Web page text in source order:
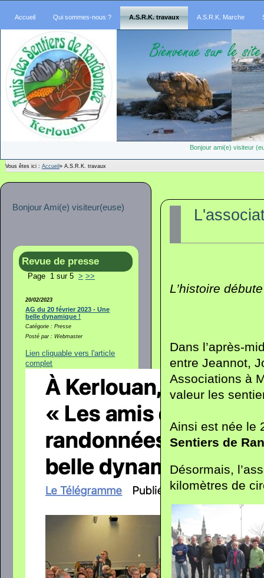
Accueil Qui sommes-nous ? A.S.R.K. travaux A.S.R.K. Marche
Bonjour ami(e) visiteur
Vous êtes ici :Accueil»A.S.R.K. travaux
Bonjour Ami(e) visiteur(euse)
Revue de presse
Page 1 sur 5 > >>
20/02/2023
AG du 20 février 2023 - Une
belle dynamique !
Catégorie : Presse
Posté par : Webmaster
Lien cliquable vers l'article
complet
L’histoire
Dans l’après-
entre Jeannot,
Associations à
valeur les
Ainsi est née le
Sentiers de
Désormais,
kilomètres de